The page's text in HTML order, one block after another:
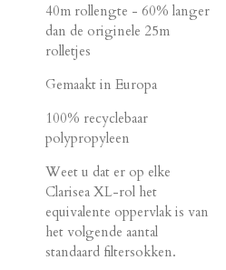
40m rollengte - 60% langer
dan de originele 25m
rolletjes
Gemaakt in Europa
100% recyclebaar
polypropyleen
Weet u dat er op elke
Clarisea XL-rol het
equivalente oppervlak is van
het volgende aantal
standaard filtersokken.